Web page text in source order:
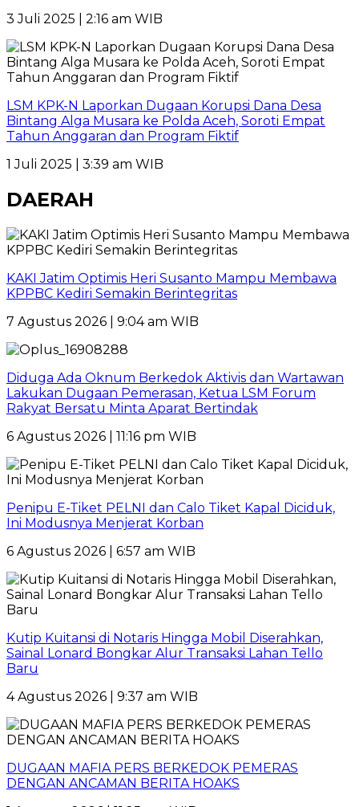
3 Juli 2025 | 2:16 am WIB
LSM KPK-N Laporkan Dugaan Korupsi Dana Desa
Bintang Alga Musara ke Polda Aceh, Soroti Empat
Tahun Anggaran dan Program Fiktif
1 Juli 2025 | 3:39 am WIB
DAERAH
KAKI Jatim Optimis Heri Susanto Mampu Membawa
KPPBC Kediri Semakin Berintegritas
7 Agustus 2026 | 9:04 am WIB
Diduga Ada Oknum Berkedok Aktivis dan Wartawan
Lakukan Dugaan Pemerasan, Ketua LSM Forum
Rakyat Bersatu Minta Aparat Bertindak
6 Agustus 2026 | 11:16 pm WIB
Penipu E-Tiket PELNI dan Calo Tiket Kapal Diciduk,
Ini Modusnya Menjerat Korban
6 Agustus 2026 | 6:57 am WIB
Kutip Kuitansi di Notaris Hingga Mobil Diserahkan,
Sainal Lonard Bongkar Alur Transaksi Lahan Tello
Baru
4 Agustus 2026 | 9:37 am WIB
DUGAAN MAFIA PERS BERKEDOK PEMERAS
DENGAN ANCAMAN BERITA HOAKS